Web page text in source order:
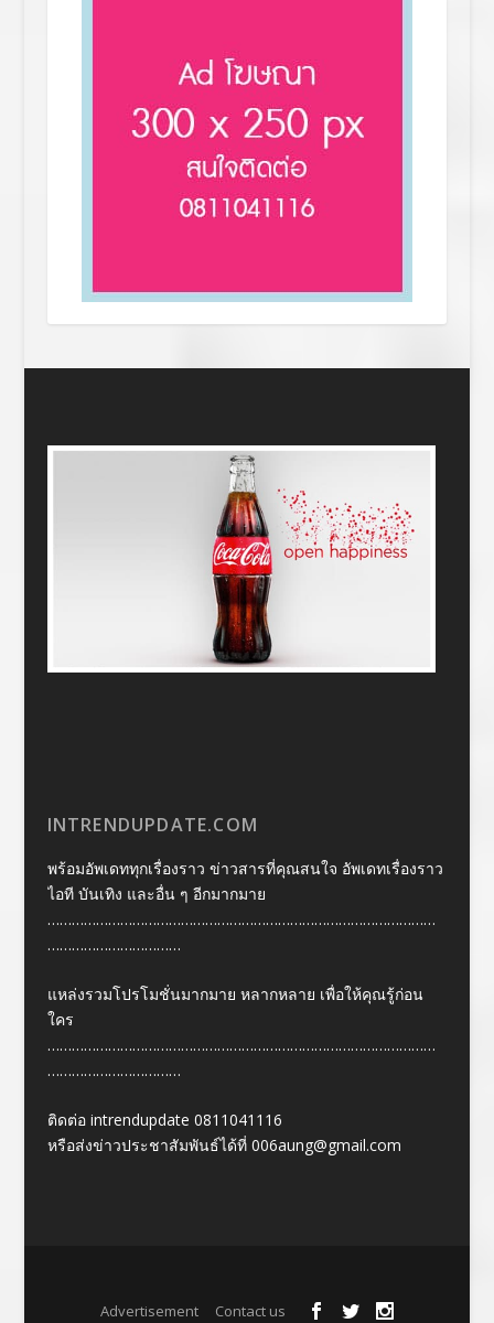
INTRENDUPDATE.COM
พร้อมอัพเดททุกเรื่องราว ข่าวสารที่คุณสนใจ อัพเดทเรื่องราว
ไอที บันเทิง และอื่น ๆ อีกมากมาย
……………………………………………………………………………………
……………………………
แหล่งรวมโปรโมชั่นมากมาย หลากหลาย เพื่อให้คุณรู้ก่อน
ใคร
……………………………………………………………………………………
……………………………
ติดต่อ intrendupdate 0811041116
หรือส่งข่าวประชาสัมพันธ์ได้ที่ 006aung@gmail.com
Advertisement Contact us